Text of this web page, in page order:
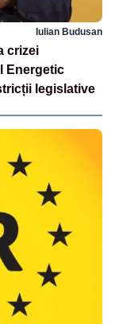
Iulian Budusan
crizei
Energetic
legislative